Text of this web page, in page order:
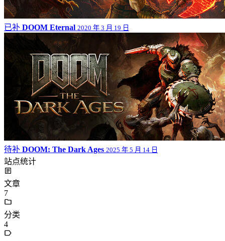
已补 DOOM Eternal 2020 年 3 月 19 日
待补 DOOM: The Dark Ages 2025 年 5 月 14 日
站点统计
文章
7
分类
4